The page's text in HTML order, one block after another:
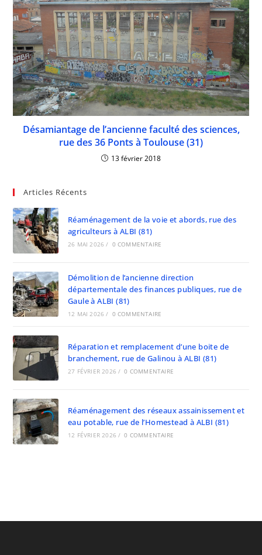
Désamiantage de l’ancienne faculté des sciences,
rue des 36 Ponts à Toulouse (31)
13 février 2018
Articles Récents
Réaménagement de la voie et abords, rue des
agriculteurs à ALBI (81)
26 MAI 2026 / 0 COMMENTAIRE
Démolition de l’ancienne direction
départementale des finances publiques, rue de
Gaule à ALBI (81)
12 MAI 2026 / 0 COMMENTAIRE
Réparation et remplacement d’une boite de
branchement, rue de Galinou à ALBI (81)
27 FÉVRIER 2026 / 0 COMMENTAIRE
Réaménagement des réseaux assainissement et
eau potable, rue de l’Homestead à ALBI (81)
12 FÉVRIER 2026 / 0 COMMENTAIRE